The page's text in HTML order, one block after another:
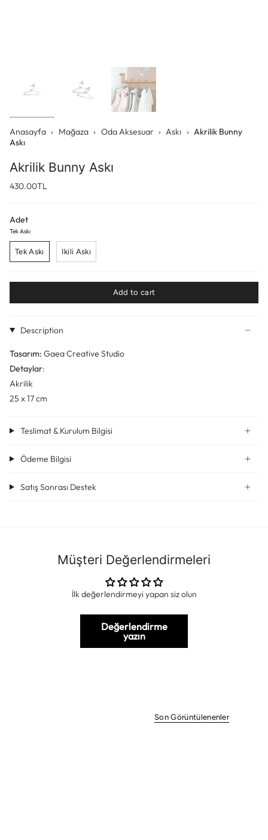
Anasayfa › Mağaza › Oda Aksesuar › Askı › Akrilik Bunny
Askı
Akrilik Bunny Askı
430.00TL
Adet
Tek Askı
Tek Askı Ikili Askı
Add to cart
Description
Tasarım: Gaea Creative Studio
Detaylar:
Akrilik
25 x 17 cm
Teslimat & Kurulum Bilgisi
Ödeme Bilgisi
Satış Sonrası Destek
Müşteri Değerlendirmeleri
İlk değerlendirmeyi yapan siz olun
Değerlendirme
yazın
Son Görüntülenenler